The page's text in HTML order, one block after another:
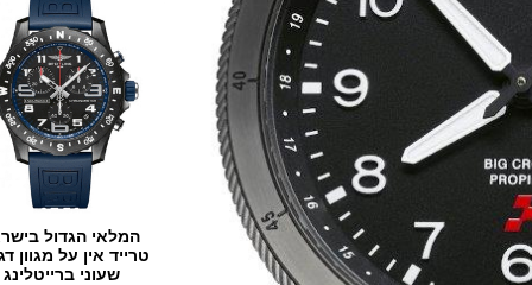
המלאי הגדול בישראל
טרייד אין על מגוון דגמים
שעוני ברייטלינג